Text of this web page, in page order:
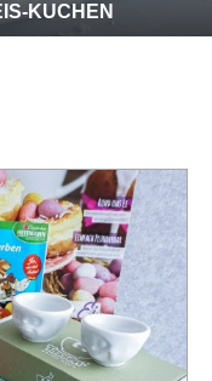
KUCHEN